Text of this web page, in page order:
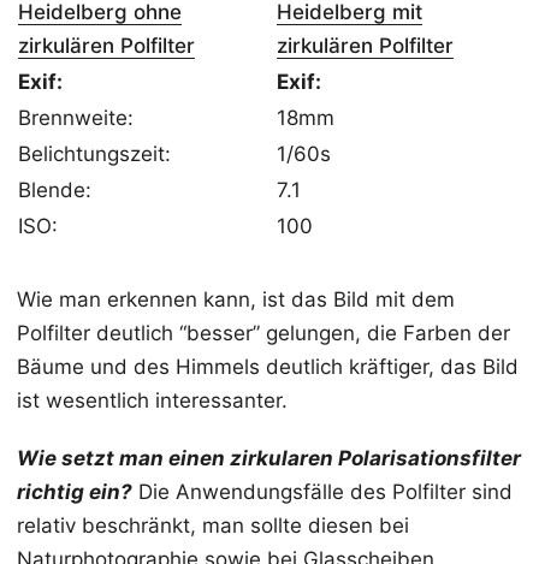
Heidelberg ohne
zirkulären Polfilter
Heidelberg mit
zirkulären Polfilter
Exif:
Exif:
Brennweite:
18mm
Belichtungszeit:
1/60s
Blende:
7.1
ISO:
100
Wie man erkennen kann, ist das Bild mit dem
Polfilter deutlich “besser” gelungen, die Farben der
Bäume und des Himmels deutlich kräftiger, das Bild
ist wesentlich interessanter.
Wie setzt man einen zirkularen Polarisationsfilter
richtig ein? Die Anwendungsfälle des Polfilter sind
relativ beschränkt, man sollte diesen bei
Naturphotographie sowie bei Glasscheiben